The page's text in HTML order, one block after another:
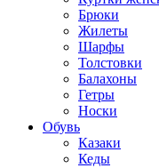
Брюки
Жилеты
Шарфы
Толстовки
Балахоны
Гетры
Носки
Обувь
Казаки
Кеды